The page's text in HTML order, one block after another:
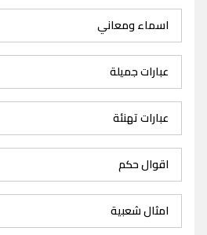
اسماء ومعاني
عبارات جميلة
عبارات تهنئة
اقوال حكم
امثال شعبية